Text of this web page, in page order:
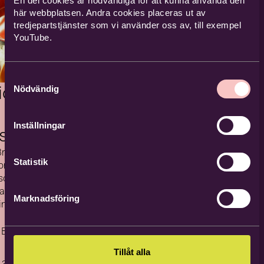
här webbplatsen. Andra cookies placeras ut av
tredjepartstjänster som vi använder oss av, till exempel
YouTube.
Nödvändig
Inställningar
Statistik
Marknadsföring
Tillåt alla
lokal
mer
konst
för att nå
Stationsg